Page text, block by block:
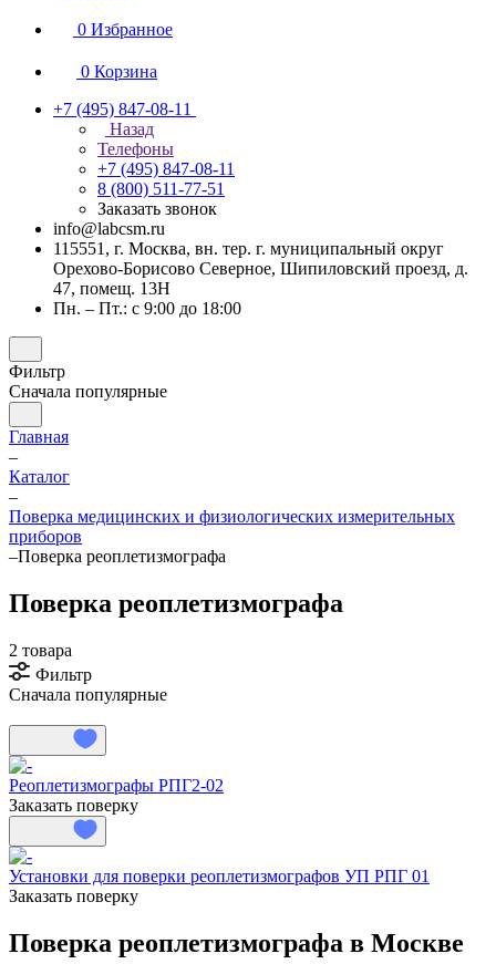
0 Избранное
0 Корзина
+7 (495) 847-08-11
Назад
Телефоны
+7 (495) 847-08-11
8 (800) 511-77-51
Заказать звонок
info@labcsm.ru
115551, г. Москва, вн. тер. г. муниципальный округ
Орехово-Борисово Северное, Шипиловский проезд, д.
47, помещ. 13Н
Пн. – Пт.: с 9:00 до 18:00
Фильтр
Сначала популярные
Главная
–
Каталог
–
Поверка медицинских и физиологических измерительных
приборов
–Поверка реоплетизмографа
Поверка реоплетизмографа
2 товара
Фильтр
Сначала популярные
Реоплетизмографы РПГ2-02
Заказать поверку
Установки для поверки реоплетизмографов УП РПГ 01
Заказать поверку
Поверка реоплетизмографа в Москве